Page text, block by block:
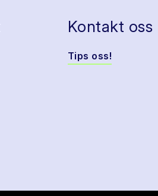
Kontakt oss
Tips oss!